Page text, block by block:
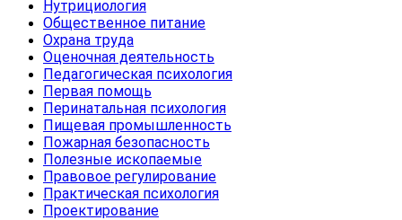
Нутрициология
Общественное питание
Охрана труда
Оценочная деятельность
Педагогическая психология
Первая помощь
Перинатальная психология
Пищевая промышленность
Пожарная безопасность
Полезные ископаемые
Правовое регулирование
Практическая психология
Проектирование